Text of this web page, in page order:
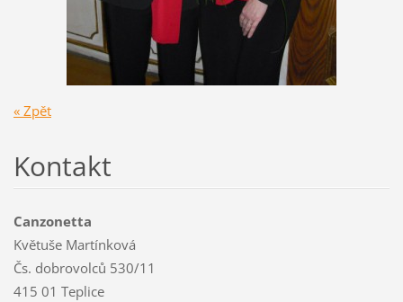
« Zpět
Kontakt
Canzonetta
Květuše Martínková
Čs. dobrovolců 530/11
415 01 Teplice